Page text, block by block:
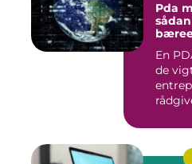
Pda
En
de